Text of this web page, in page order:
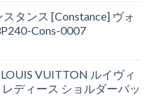
タンス [Constance] ヴォ
Cons-0007
VUITTON ルイヴィ
ディース ショルダーバッ